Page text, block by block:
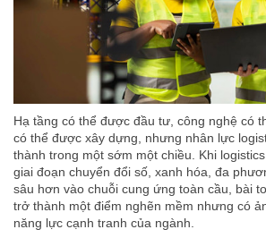
Hạ tầng có thể được đầu tư, công nghệ có
có thể được xây dựng, nhưng nhân lực
thành trong một sớm một chiều. Khi
giai đoạn chuyển đổi số, xanh hóa, đa
sâu hơn vào chuỗi cung ứng toàn cầu, bài
trở thành một điểm nghẽn mềm nhưng có
năng lực cạnh tranh của ngành.